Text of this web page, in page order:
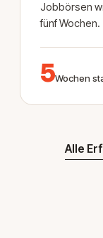
Jobbörsen
fünf Wochen.
5Wochen
Alle